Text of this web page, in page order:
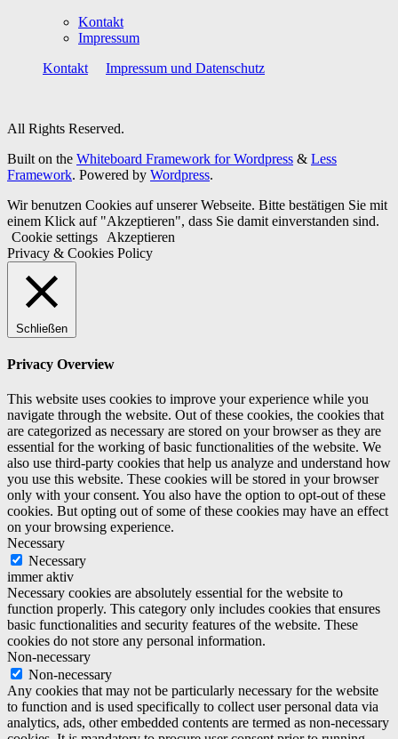
Kontakt
Impressum
Kontakt
Impressum und Datenschutz
All Rights Reserved.
Built on the Whiteboard Framework for Wordpress & Less
Framework. Powered by Wordpress.
Wir benutzen Cookies auf unserer Webseite. Bitte bestätigen Sie mit
einem Klick auf "Akzeptieren", dass Sie damit einverstanden sind.
Cookie settings
Akzeptieren
Privacy & Cookies Policy
Schließen
Privacy Overview
This website uses cookies to improve your experience while you
navigate through the website. Out of these cookies, the cookies that
are categorized as necessary are stored on your browser as they are
essential for the working of basic functionalities of the website. We
also use third-party cookies that help us analyze and understand how
you use this website. These cookies will be stored in your browser
only with your consent. You also have the option to opt-out of these
cookies. But opting out of some of these cookies may have an effect
on your browsing experience.
Necessary
Necessary
immer aktiv
Necessary cookies are absolutely essential for the website to
function properly. This category only includes cookies that ensures
basic functionalities and security features of the website. These
cookies do not store any personal information.
Non-necessary
Non-necessary
Any cookies that may not be particularly necessary for the website
to function and is used specifically to collect user personal data via
analytics, ads, other embedded contents are termed as non-necessary